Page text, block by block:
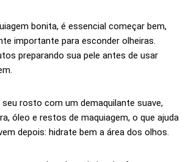
bonita, é essencial começar bem,
importante para esconder olheiras.
preparando sua pele antes de usar
rosto com um demaquilante suave,
óleo e restos de maquiagem, o que ajuda
depois: hidrate bem a área dos olhos.